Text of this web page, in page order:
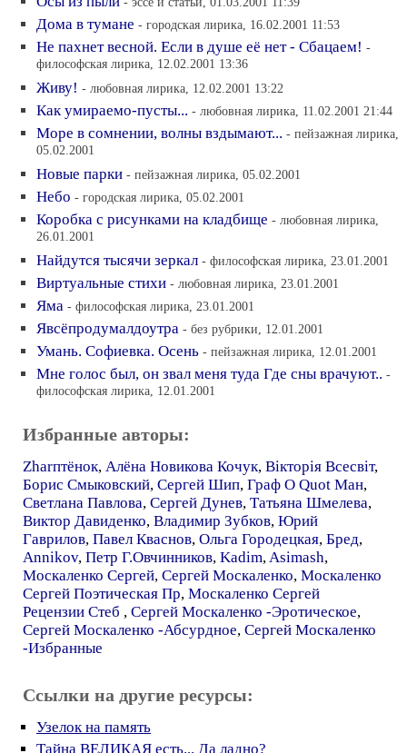
Дома в тумане - городская лирика, 16.02.2001 11:53
Не пахнет весной. Если в душе её нет - Сбацаем! -
философская лирика, 12.02.2001 13:36
Живу! - любовная лирика, 12.02.2001 13:22
Как умираемо-пусты... - любовная лирика, 11.02.2001 21:44
Море в сомнении, волны вздымают... - пейзажная лирика,
05.02.2001
Новые парки - пейзажная лирика, 05.02.2001
Небо - городская лирика, 05.02.2001
Коробка с рисунками на кладбище - любовная лирика,
26.01.2001
Найдутся тысячи зеркал - философская лирика, 23.01.2001
Виртуальные стихи - любовная лирика, 23.01.2001
Яма - философская лирика, 23.01.2001
Явсёпродумалдоутра - без рубрики, 12.01.2001
Умань. Софиевка. Осень - пейзажная лирика, 12.01.2001
Мне голос был, он звал меня туда Где сны врачуют.. -
философская лирика, 12.01.2001
Избранные авторы:
Zharптёнок, Алёна Новикова Кочук, Вiкторiя Всесвiт,
Борис Смыковский, Сергей Шип, Граф О Quot Ман,
Светлана Павлова, Сергей Дунев, Татьяна Шмелева,
Виктор Давиденко, Владимир Зубков, Юрий
Гаврилов, Павел Кваснов, Ольга Городецкая, Бред,
Annikov, Петр Г.Овчинников, Kadim,Asimash,
Москаленко Сергей, Сергей Москаленко, Москаленко
Сергей Поэтическая Пр, Москаленко Сергей
Рецензии Стеб , Сергей Москаленко -Эротическое,
Сергей Москаленко -Абсурдное, Сергей Москаленко
-Избранные
Ссылки на другие ресурсы:
Узелок на память
Тайна ВЕЛИКАЯ есть... Да ладно?